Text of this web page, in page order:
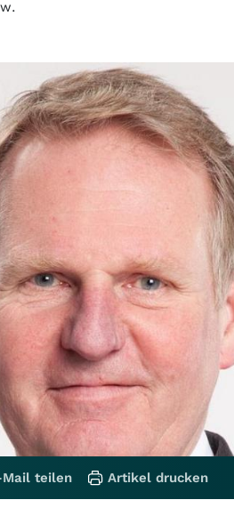
Mail teilen Artikel drucken